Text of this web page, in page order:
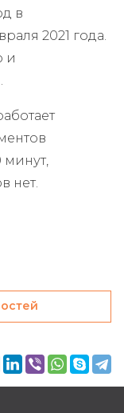
в
2021 года.
и
минут,
нет.